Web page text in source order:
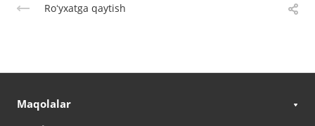
Roʻyxatga qaytish
Maqolalar